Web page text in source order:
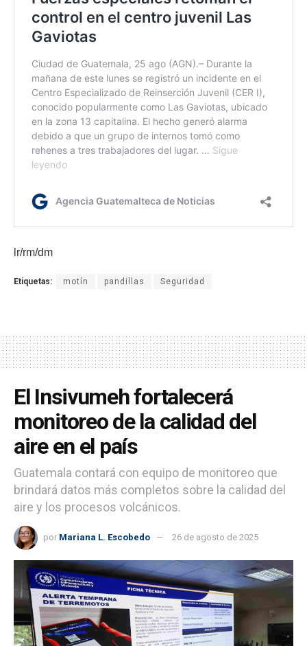
lr/rm/dm
Etiquetas: motín pandillas Seguridad
El Insivumeh fortalecerá
monitoreo de la calidad del
aire en el país
Guatemala contará con equipo de monitoreo que
brindará datos más completos sobre la calidad del
aire y los procesos volcánicos.
por Mariana L. Escobedo 26 de agosto de 2025